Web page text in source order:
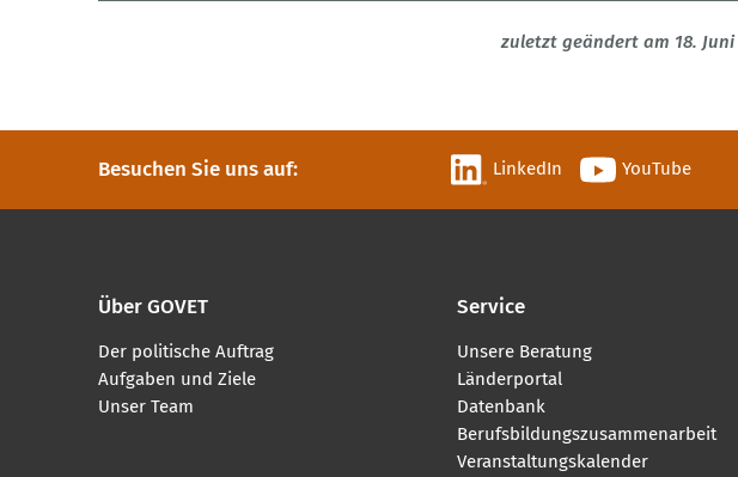
zuletzt geändert am 18. Juni
Besuchen Sie uns auf: LinkedIn YouTube
Über GOVET
Der politische Auftrag
Aufgaben und Ziele
Unser Team
Service
Unsere Beratung
Länderportal
Datenbank
Berufsbildungszusammenarbeit
Veranstaltungskalender